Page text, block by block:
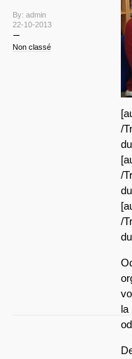
By: admin
22-10-2013
Non classé
/
/
/
la